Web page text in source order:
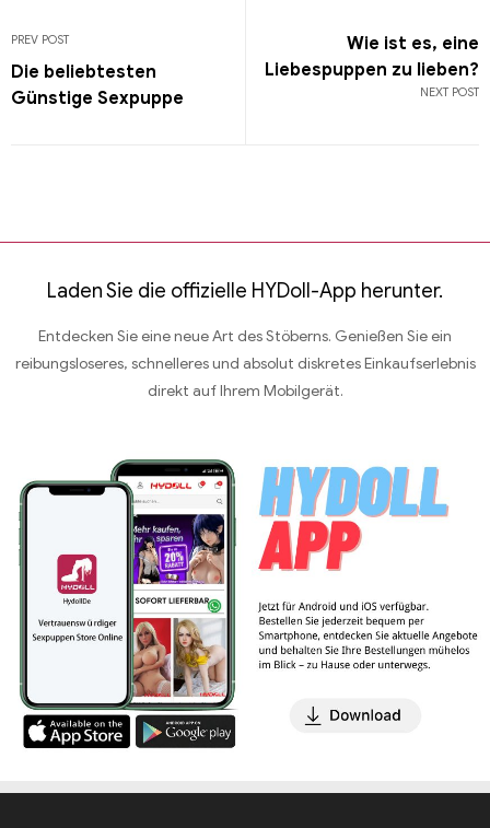
PREV POST
Die beliebtesten
Günstige Sexpuppe
NEXT POST
Wie ist es, eine
Liebespuppen zu lieben?
Laden Sie die offizielle HYDoll-App herunter.
Entdecken Sie eine neue Art des Stöberns. Genießen Sie ein
reibungsloseres, schnelleres und absolut diskretes Einkaufserlebnis
direkt auf Ihrem Mobilgerät.